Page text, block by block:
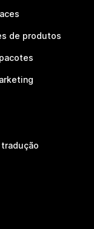
de produtos